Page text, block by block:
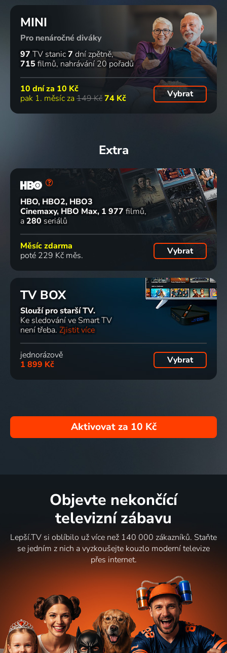
MINI
Pro nenáročné diváky
97 TV stanic7 dní zpětně
715 filmů nahrávání 20 pořadů
10 dní za 10 Kč
pak 1. měsíc za 149 Kč74 Kč Vybrat
Extra
HBO, HBO2, HBO3
Cinemaxy, HBO Max 1 977 filmů
a 280 seriálů
Měsíc zdarma
poté 229 Kč měs.
Vybrat
TV BOX
Slouží pro starší TV.
Ke sledování ve Smart TV
není třeba. Zjistit více
jednorázově
1 899 Kč
Vybrat
Aktivovat za 10 Kč
Objevte nekončící
televizní zábavu
Lepší.TV si oblíbilo už více než 140 000 zákazníků. Staňte
se jedním z nich a vyzkoušejte kouzlo moderní televize
přes internet.